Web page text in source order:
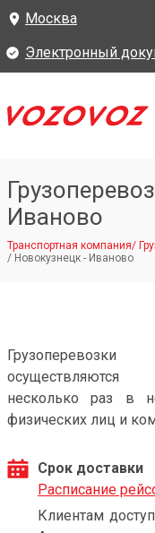
Москва
Электронный
Иваново
Транспортная компания/
/ Новокузнецк - Иваново
осуществляются
несколько раз в
физических лиц и
Срок доставки
Расписание
Клиентам